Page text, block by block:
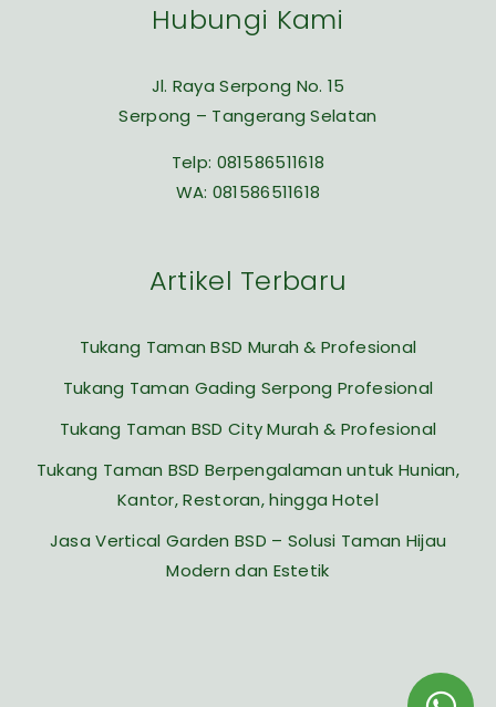
Hubungi Kami
Jl. Raya Serpong No. 15
Serpong – Tangerang Selatan
Telp: 081586511618
WA: 081586511618
Artikel Terbaru
Tukang Taman BSD Murah & Profesional
Tukang Taman Gading Serpong Profesional
Tukang Taman BSD City Murah & Profesional
Tukang Taman BSD Berpengalaman untuk Hunian,
Kantor, Restoran, hingga Hotel
Jasa Vertical Garden BSD – Solusi Taman Hijau
Modern dan Estetik